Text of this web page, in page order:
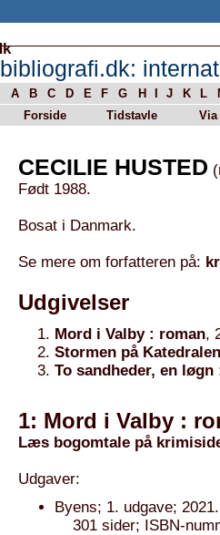
bibliografi.dk:
A B C D E F G H J K L
Forside
Tidstavle Via
CECILIE HUSTED
Født 1988.
Bosat i Danmark.
Se mere om forfatteren på:
Udgivelser
Mord i Valby : roman,
Stormen på
To sandheder, en løgn
1: Mord i Valby :
Læs bogomtale på
Udgaver:
Byens; 1. udgave; 2021.
301 sider; ISBN-